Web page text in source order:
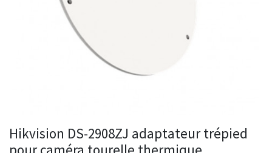
Hikvision DS-2908ZJ adaptateur trépied